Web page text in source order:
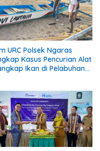
URC Polsek Ngaras
Kasus Pencurian Alat
Ikan di Pelabuhan